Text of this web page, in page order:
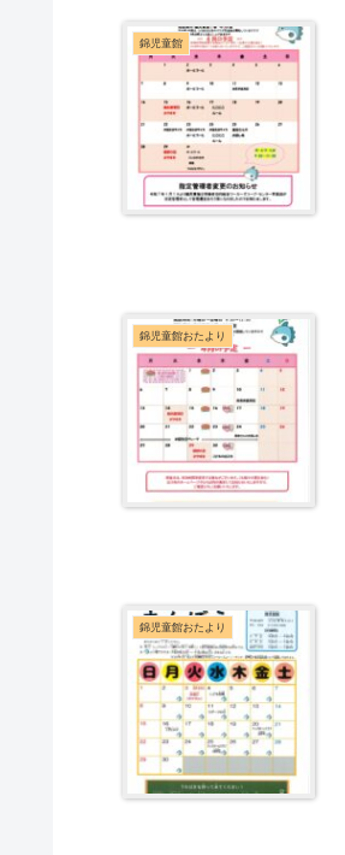
錦児童館
錦児童館おたより
錦児童館おたより